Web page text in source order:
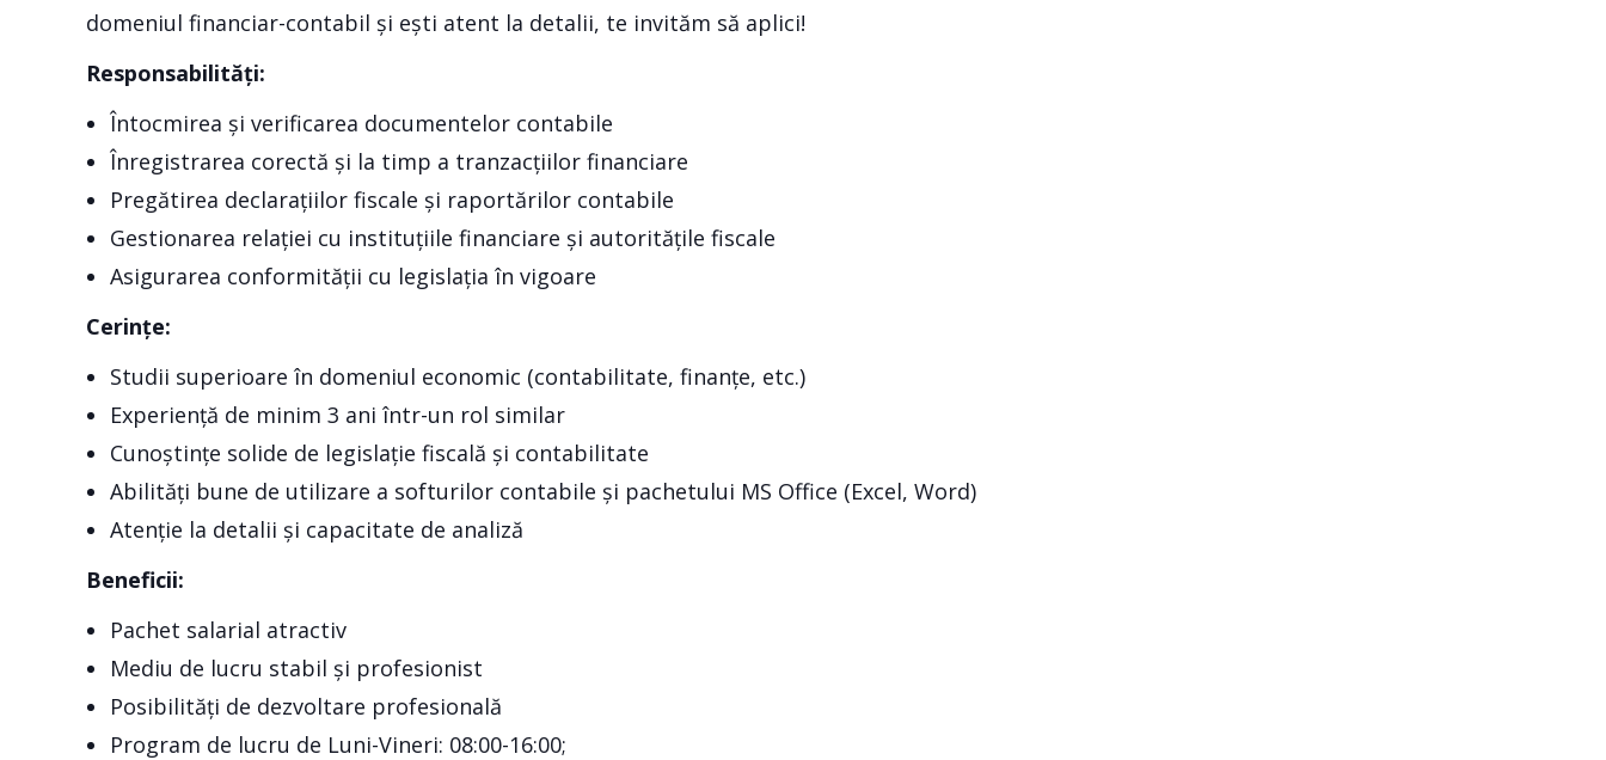
domeniul financiar-contabil și ești atent la detalii, te invităm să aplici!
Responsabilități:
Întocmirea și verificarea documentelor contabile
Înregistrarea corectă și la timp a tranzacțiilor financiare
Pregătirea declarațiilor fiscale și raportărilor contabile
Gestionarea relației cu instituțiile financiare și autoritățile fiscale
Asigurarea conformității cu legislația în vigoare
Cerințe:
Studii superioare în domeniul economic (contabilitate, finanțe, etc.)
Experiență de minim 3 ani într-un rol similar
Cunoștințe solide de legislație fiscală și contabilitate
Abilități bune de utilizare a softurilor contabile și pachetului MS Office (Excel, Word)
Atenție la detalii și capacitate de analiză
Beneficii:
Pachet salarial atractiv
Mediu de lucru stabil și profesionist
Posibilități de dezvoltare profesională
Program de lucru de Luni-Vineri: 08:00-16:00;